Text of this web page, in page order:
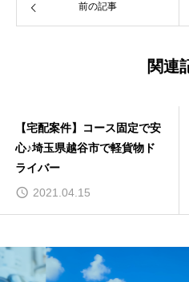
前の記事
関連
【宅配案件】コース固定で安
心♪埼玉県越谷市で軽貨物ド
ライバー
2021.04.15